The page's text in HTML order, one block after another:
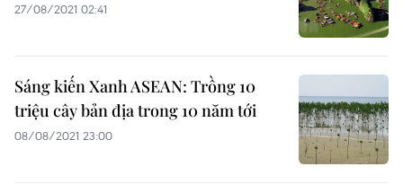
27/08/2021 02:41
Sáng kiến Xanh ASEAN: Trồng 10
triệu cây bản địa trong 10 năm tới
08/08/2021 23:00